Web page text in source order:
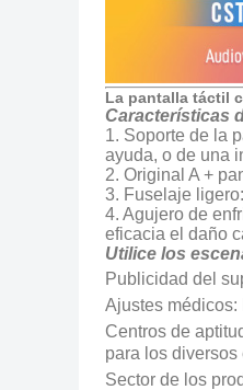
La pantalla táctil
Características
1. Soporte de la
ayuda, o de una
2. Original A +
3. Fuselaje
4. Agujero de
eficacia el daño
Utilice los
Publicidad del
Ajustes
Centros de
para los diversos
Sector de los